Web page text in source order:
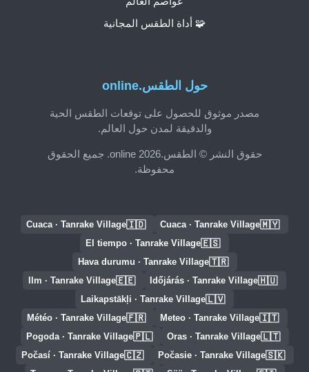
حول الطقس.online
مصدر موثوق للحصول على توقعات الطقس الحية
والدقيقة لمدن حول العالم.
حقوق النشر © الطقس.online 2026. جميع الحقوق
محفوظة.
🧩 أداة الطقس المجانية
🇲🇾
Cuaca · Tanrake Village
🇮🇩
Cuaca · Tanrake Village
🇪🇸
El tiempo · Tanrake Village
🇹🇷
Hava durumu · Tanrake Village
🇭🇺
Időjárás · Tanrake Village
🇪🇪
Ilm · Tanrake Village
🇱🇻
Laikapstākļi · Tanrake Village
🇮🇹
Meteo · Tanrake Village
🇫🇷
Météo · Tanrake Village
🇱🇹
Oras · Tanrake Village
🇵🇱
Pogoda · Tanrake Village
🇸🇰
Počasie · Tanrake Village
🇨🇿
Počasí · Tanrake Village